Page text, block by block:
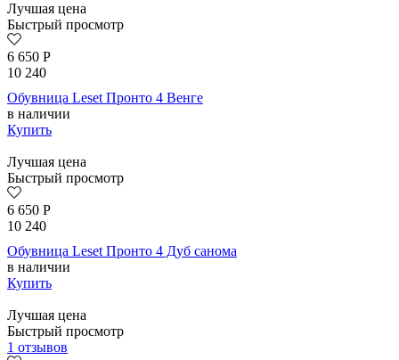
Лучшая цена
Быстрый просмотр
6 650 Р
10 240
Обувница Leset Пронто 4 Венге
в наличии
Купить
Лучшая цена
Быстрый просмотр
6 650 Р
10 240
Обувница Leset Пронто 4 Дуб санома
в наличии
Купить
Лучшая цена
Быстрый просмотр
1 отзывов